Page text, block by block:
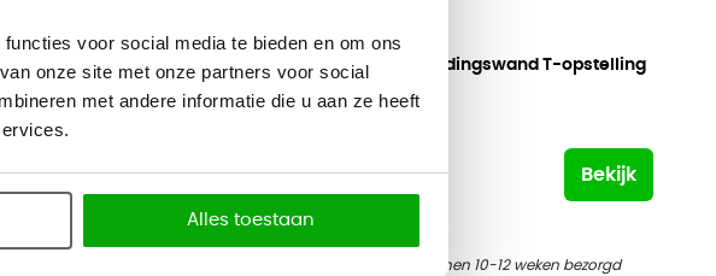
voor social media te bieden en om ons
onze site met onze partners voor social
met andere informatie die u aan ze heeft
Alles toestaan
T-opstelling
Bekijk
Akoestische scheidingswand T-opstelling
Bekijk
Vandaag besteld, binnen 10-12 weken bezorgd